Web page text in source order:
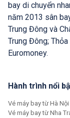
Hành trình nổi
Vé máy bay từ Hà
Vé máy bay từ Nha
bay di chuyển
năm 2013 sân
Trung Đông và
Trung Đông;
Euromoney.